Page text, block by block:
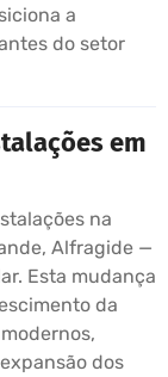
a
do setor
em
na
Alfragide —
Esta mudança
da
dos